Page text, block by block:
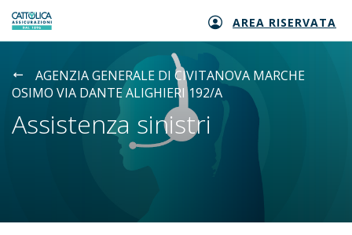
Generali logo AREA RISERVATA
AGENZIA GENERALE DI CIVITANOVA MARCHE
OSIMO VIA DANTE ALIGHIERI 192/A
Assistenza sinistri